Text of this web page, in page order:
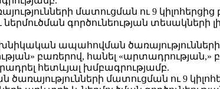
մատուցման ու 9
գործունեության տեսակների
ապահովման ծառայությունների
բառերով, հանել «արտադրության,»
հետևյալ խմբագրությամբ.
մատուցման ու 9